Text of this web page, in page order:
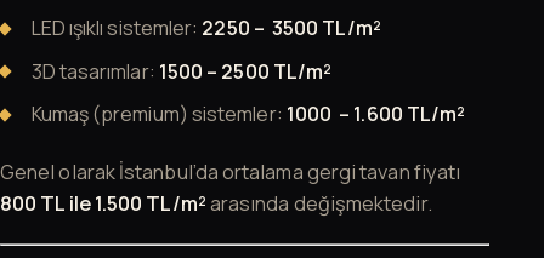
LED ışıklı sistemler: 2250 – 3500 TL/m²
3D tasarımlar: 1500 – 2500 TL/m²
Kumaş (premium) sistemler: 1000 – 1.600 TL/m²
Genel olarak İstanbul’da ortalama gergi tavan fiyatı
800 TL ile 1.500 TL/m²arasında değişmektedir.